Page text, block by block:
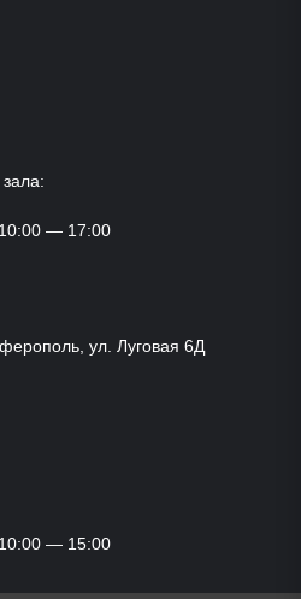
— 17:00
ул. Луговая 6Д
— 15:00